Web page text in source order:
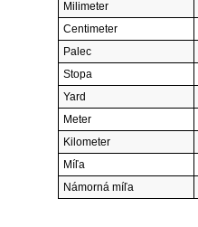
Milimeter
Centimeter
Palec
Stopa
Yard
Meter
Kilometer
Míľa
Námorná míľa